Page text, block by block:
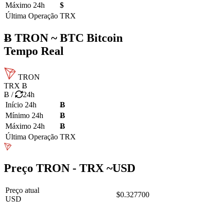
Máximo 24h
$
Última Operação TRX
Ƀ TRON ~ BTC Bitcoin
Tempo Real
TRON
TRX Ƀ
Ƀ /
24h
Início 24h
Ƀ
Mínimo 24h
Ƀ
Máximo 24h
Ƀ
Última Operação TRX
Preço TRON - TRX ~USD
Preço atual
USD
$0.327700